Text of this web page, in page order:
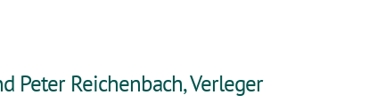
Peter Reichenbach, Verleger